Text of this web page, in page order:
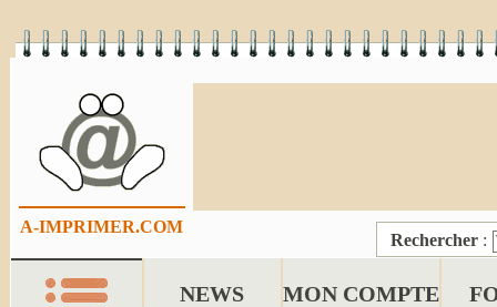
A-IMPRIMER.COM
Rechercher :
NEWS MON COMPTE